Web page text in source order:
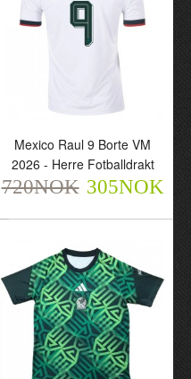
Mexico Raul 9 Borte VM
2026 - Herre Fotballdrakt
720NOK 305NOK
Mexico Raul 9 Borte VM
2026 - Herre Fotballdrakt
720NOK 305NOK